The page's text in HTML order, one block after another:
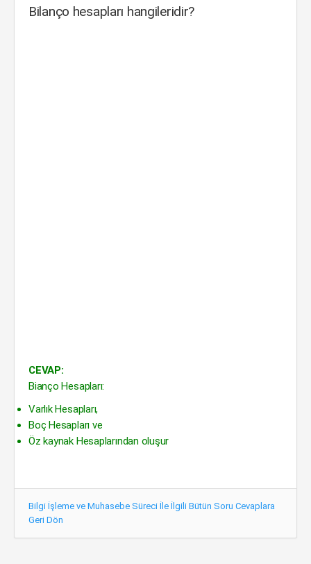
Bilanço hesapları hangileridir?
CEVAP:
Bianço Hesapları:
Varlık Hesapları,
Boç Hesapları ve
Öz kaynak Hesaplarından oluşur
Bilgi İşleme ve Muhasebe Süreci İle İlgili Bütün Soru Cevaplara
Geri Dön